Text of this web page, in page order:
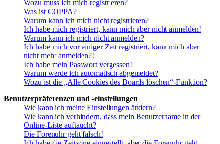
Wozu muss ich mich registrieren?
Was ist COPPA?
Warum kann ich mich nicht registrieren?
Ich habe mich registriert, kann mich aber nicht anmelden!
Warum kann ich mich nicht anmelden?
Ich habe mich vor einiger Zeit registriert, kann mich aber
nicht mehr anmelden?!
Ich habe mein Passwort vergessen!
Warum werde ich automatisch abgemeldet?
Wozu ist die „Alle Cookies des Boards löschen“-Funktion?
Benutzerpräferenzen und -einstellungen
Wie kann ich meine Einstellungen ändern?
Wie kann ich verhindern, dass mein Benutzername in der
Online-Liste auftaucht?
Die Forenuhr geht falsch!